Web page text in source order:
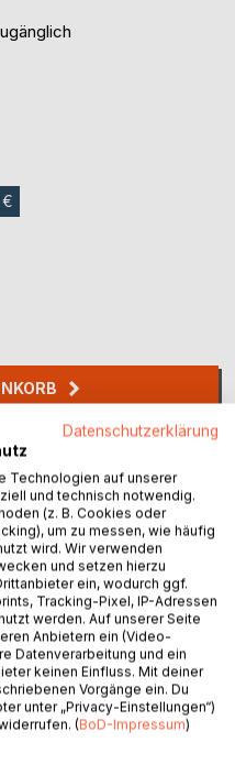
Datenschutzerklärung
Technologien auf unserer
und technisch notwendig.
(z. B. Cookies oder
um zu messen, wie häufig
wird. Wir verwenden
und setzen hierzu
ein, wodurch ggf.
Tracking-Pixel, IP-Adressen
werden. Auf unserer Seite
Anbietern ein (Video-
Datenverarbeitung und ein
keinen Einfluss. Mit deiner
Vorgänge ein. Du
unter „Privacy-Einstellungen“)
(BoD-Impressum)